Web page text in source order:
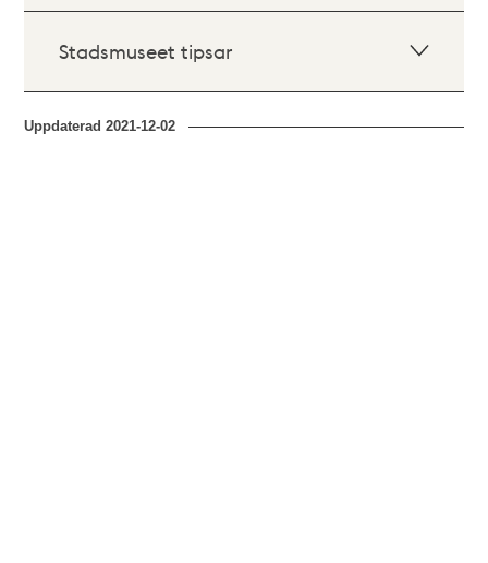
Stadsmuseet tipsar
Uppdaterad2021-12-02